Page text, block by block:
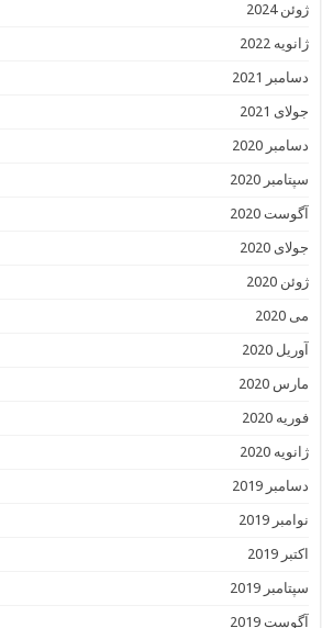
ژوئن 2024
ژانویه 2022
دسامبر 2021
جولای 2021
دسامبر 2020
سپتامبر 2020
آگوست 2020
جولای 2020
ژوئن 2020
می 2020
آوریل 2020
مارس 2020
فوریه 2020
ژانویه 2020
دسامبر 2019
نوامبر 2019
اکتبر 2019
سپتامبر 2019
آگوست 2019